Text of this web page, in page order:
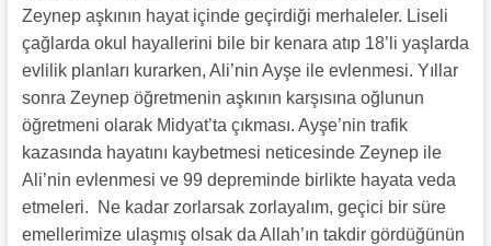
Zeynep aşkının hayat içinde geçirdiği merhaleler. Liseli
çağlarda okul hayallerini bile bir kenara atıp 18’li yaşlarda
evlilik planları kurarken, Ali’nin Ayşe ile evlenmesi. Yıllar
sonra Zeynep öğretmenin aşkının karşısına oğlunun
öğretmeni olarak Midyat’ta çıkması. Ayşe’nin trafik
kazasında hayatını kaybetmesi neticesinde Zeynep ile
Ali’nin evlenmesi ve 99 depreminde birlikte hayata veda
etmeleri. Ne kadar zorlarsak zorlayalım, geçici bir süre
emellerimize ulaşmış olsak da Allah’ın takdir gördüğünün